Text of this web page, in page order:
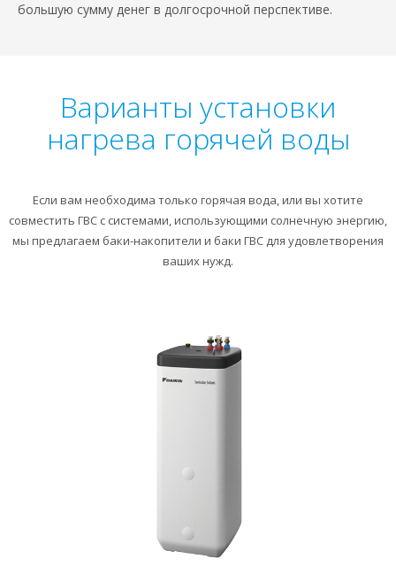
большую сумму денег в долгосрочной перспективе.
Варианты установки
нагрева горячей воды
Если вам необходима только горячая вода, или вы хотите
совместить ГВС с системами, использующими солнечную энергию,
мы предлагаем баки-накопители и баки ГВС для удовлетворения
ваших нужд.